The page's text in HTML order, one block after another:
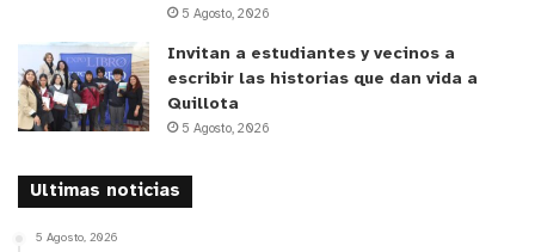
5 Agosto, 2026
Invitan a estudiantes y vecinos a
escribir las historias que dan vida a
Quillota
5 Agosto, 2026
Ultimas noticias
5 Agosto, 2026